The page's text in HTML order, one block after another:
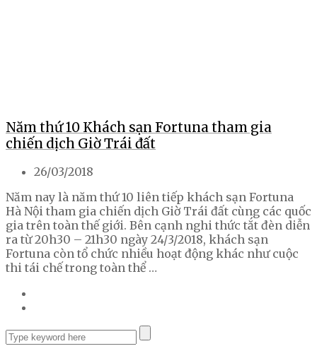
Năm thứ 10 Khách sạn Fortuna tham gia
chiến dịch Giờ Trái đất
26/03/2018
Năm nay là năm thứ 10 liên tiếp khách sạn Fortuna
Hà Nội tham gia chiến dịch Giờ Trái đất cùng các quốc
gia trên toàn thế giới. Bên cạnh nghi thức tắt đèn diễn
ra từ 20h30 – 21h30 ngày 24/3/2018, khách sạn
Fortuna còn tổ chức nhiều hoạt động khác như cuộc
thi tái chế trong toàn thể …